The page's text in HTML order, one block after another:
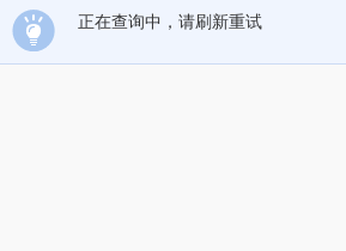
正在查询中，请刷新重试